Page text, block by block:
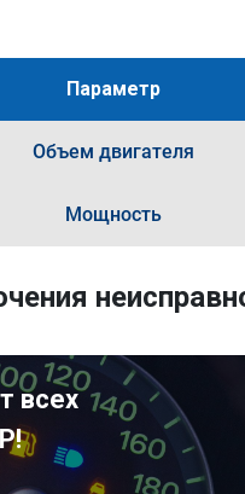
Параметр
Объем двигателя
Мощность
всех